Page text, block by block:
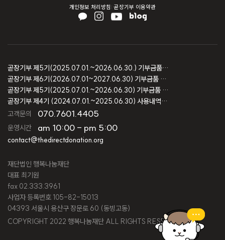
개인정보 처리방침 곧장기부 이용약관
고객문의 070.7601.4405
운영시간 am 10:00 - pm 5:00
contact@thedirectdonation.org
재단법인 행복나눔재단
대표 최기원
fax 02.333.3961
사업자 등록번호 105-82-15013
04393 서울시 용산구 장문로 60 (동빙고동)
COPYRIGHT 2022 행복나눔재단 ALL RIGHTS RESERVED.
곧장기부 제5기(2025.07.01.~2026.06.30.) 기부금품 모집결과 보고
곧장기부 제6기(2026.07.01~2027.06.30) 기부금품 모집등록 보고
곧장기부 제5기(2025.07.01.~2026.06.30) 기부금품 모집등록 보고
곧장기부 제4기 (2024.07.01.~2025.06.30) 사용내역 및 회계감사 보고